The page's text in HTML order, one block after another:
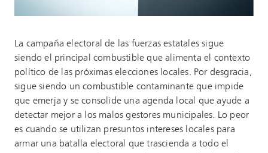
La campaña electoral de las fuerzas estatales sigue
siendo el principal combustible que alimenta el contexto
político de las próximas elecciones locales. Por desgracia,
sigue siendo un combustible contaminante que impide
que emerja y se consolide una agenda local que ayude a
detectar mejor a los malos gestores municipales. Lo peor
es cuando se utilizan presuntos intereses locales para
armar una batalla electoral que trascienda a todo el